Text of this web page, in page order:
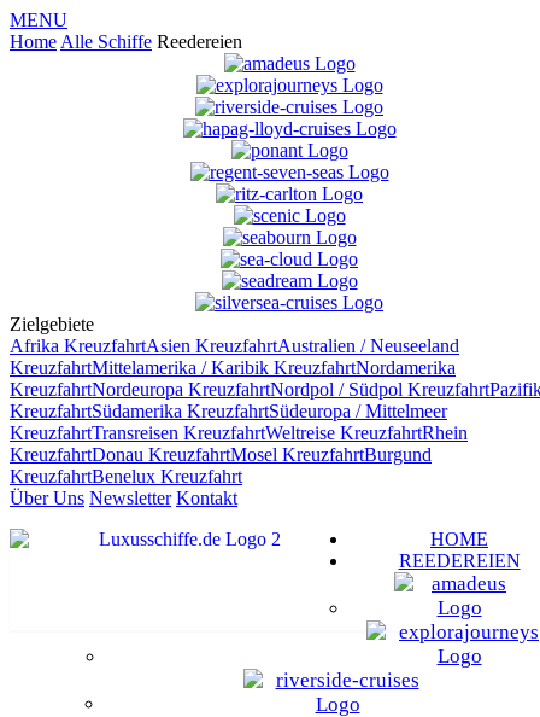
MENU
Home Alle Schiffe Reedereien
Zielgebiete
Afrika KreuzfahrtAsien KreuzfahrtAustralien / Neuseeland
KreuzfahrtMittelamerika / Karibik KreuzfahrtNordamerika
KreuzfahrtNordeuropa KreuzfahrtNordpol / Südpol Kreuzfahrt
KreuzfahrtSüdamerika KreuzfahrtSüdeuropa / Mittelmeer
KreuzfahrtTransreisen KreuzfahrtWeltreise KreuzfahrtRhein
KreuzfahrtDonau KreuzfahrtMosel KreuzfahrtBurgund
KreuzfahrtBenelux Kreuzfahrt
Über Uns Newsletter Kontakt
HOME
REEDEREIEN